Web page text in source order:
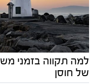
למה תקווה בזמני
של חוסן